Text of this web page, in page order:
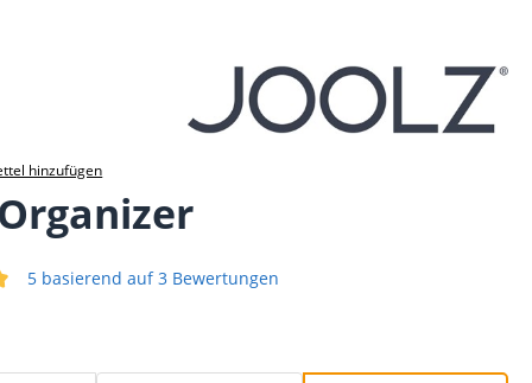
hinzufügen
5 basierend auf 3 Bewertungen